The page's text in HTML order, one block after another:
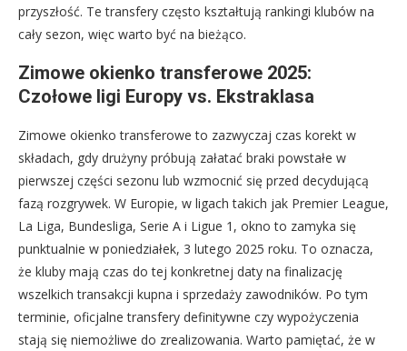
przyszłość. Te transfery często kształtują rankingi klubów na
cały sezon, więc warto być na bieżąco.
Zimowe okienko transferowe 2025:
Czołowe ligi Europy vs. Ekstraklasa
Zimowe okienko transferowe to zazwyczaj czas korekt w
składach, gdy drużyny próbują załatać braki powstałe w
pierwszej części sezonu lub wzmocnić się przed decydującą
fazą rozgrywek. W Europie, w ligach takich jak Premier League,
La Liga, Bundesliga, Serie A i Ligue 1, okno to zamyka się
punktualnie w poniedziałek, 3 lutego 2025 roku. To oznacza,
że kluby mają czas do tej konkretnej daty na finalizację
wszelkich transakcji kupna i sprzedaży zawodników. Po tym
terminie, oficjalne transfery definitywne czy wypożyczenia
stają się niemożliwe do zrealizowania. Warto pamiętać, że w